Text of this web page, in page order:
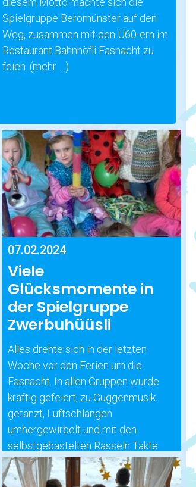
Spielgruppe Beromünster auf den
Weg, zusammen mit den Ü60-ern im
Restaurant Bahnhöfli Fasnacht zu
feien. (mehr …)
07.02.2024
Viele
Glücksmomente in
der Spielgruppe
Zwerbuhüüsli
Alles drehte sich in der letzten
Woche vor den Ferien um die
Fasnacht. In allen Gruppen wurde
kräftig gefeiert, zu Guggenmusik
getanzt, Luftschlangen
umhergewirbelt und mit den
selbstgebastelten Rasseln Takte
geklopft. Die Kinder waren alle
fantasievoll verkleidet, als Alpakas,